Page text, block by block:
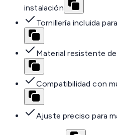
instalación
Tornillería incluida
Material resistente
Compatibilidad con
Ajuste preciso para